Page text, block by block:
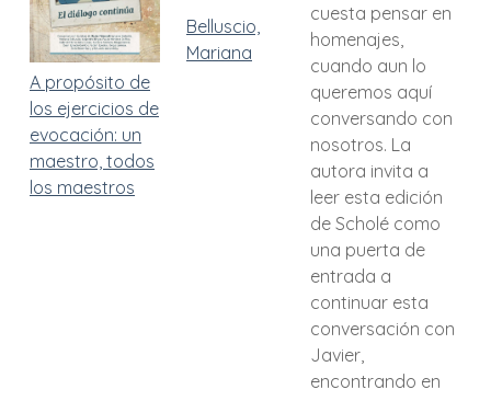
A propósito de
los ejercicios de
evocación: un
maestro, todos
los maestros
Belluscio,
Mariana
cuesta pensar en
homenajes,
cuando aun lo
queremos aquí
conversando con
nosotros. La
autora invita a
leer esta edición
de Scholé como
una puerta de
entrada a
continuar esta
conversación con
Javier,
encontrando en